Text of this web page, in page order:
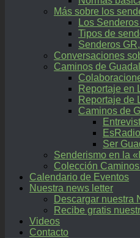
Más sobre los
Los
Tipos de
Senderos
Conversaciones
Caminos de
Reportaje en
Reportaje de
Caminos de
Ser
Senderismo en la
Colección
Calendario de Eventos
Nuestra news letter
Descargar nuestra
Recibe gratis
Videos
Contacto